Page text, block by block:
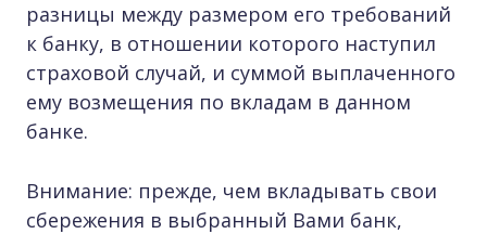
разницы между размером его требований
к банку, в отношении которого наступил
страховой случай, и суммой выплаченного
ему возмещения по вкладам в данном
банке.
Внимание: прежде, чем вкладывать свои
сбережения в выбранный Вами банк,